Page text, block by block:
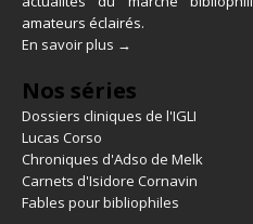
amateurs éclairés.
En savoir plus →
Nos séries
Dossiers cliniques de l'IGLI
Lucas Corso
Chroniques d'Adso de Melk
Carnets d'Isidore Cornavin
Fables pour bibliophiles